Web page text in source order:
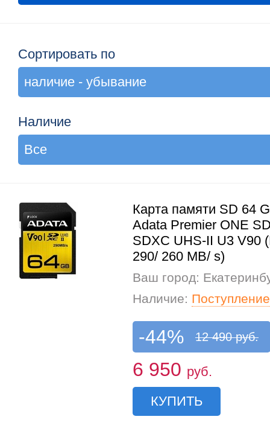
Сортировать по
Наличие
Карта памяти SD 64
Adata Premier ONE
SDXC UHS-II U3 V90
290/ 260 MB/ s)
Ваш город:
Наличие:
-44% 12 490 руб.
6 950 руб.
КУПИТЬ